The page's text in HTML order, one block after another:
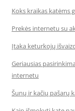
Koks kraikas katėms
Prekės internetu su
Įtaka keturkojų
Geriausias
internetu
Šunų ir kačių pašarų